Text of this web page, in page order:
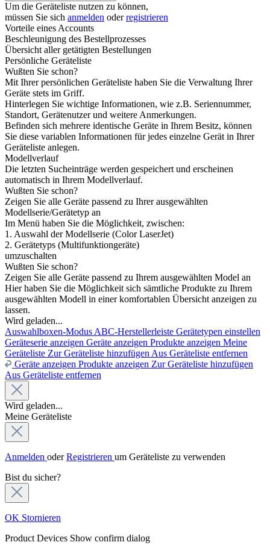
Um die Geräteliste nutzen zu können,
müssen Sie sich anmelden oderregistrieren
Vorteile eines Accounts
Beschleunigung des Bestellprozesses
Übersicht aller getätigten Bestellungen
Persönliche Geräteliste
Wußten Sie schon?
Mit Ihrer persönlichen Geräteliste haben Sie die Verwaltung Ihrer
Geräte stets im Griff.
Hinterlegen Sie wichtige Informationen, wie z.B. Seriennummer,
Standort, Gerätenutzer und weitere Anmerkungen.
Befinden sich mehrere identische Geräte in Ihrem Besitz, können
Sie diese variablen Informationen für jedes einzelne Gerät in Ihrer
Geräteliste anlegen.
Modellverlauf
Die letzten Sucheinträge werden gespeichert und erscheinen
automatisch in Ihrem Modellverlauf.
Wußten Sie schon?
Zeigen Sie alle Geräte passend zu Ihrer ausgewählten
Modellserie/Gerätetyp an
Im Menü haben Sie die Möglichkeit, zwischen:
1. Auswahl der Modellserie (Color LaserJet)
2. Gerätetyps (Multifunktiongeräte)
umzuschalten
Wußten Sie schon?
Zeigen Sie alle Geräte passend zu Ihrem ausgewählten Model an
Hier haben Sie die Möglichkeit sich sämtliche Produkte zu Ihrem
ausgewählten Modell in einer komfortablen Übersicht anzeigen zu
lassen.
Wird geladen...
Auswahlboxen-Modus ABC-Herstellerleiste Gerätetypen einstellen
Geräteserie anzeigen Geräte anzeigen Produkte anzeigen Meine
Geräteliste Zur Geräteliste hinzufügen Aus Geräteliste entfernen
Geräte anzeigen Produkte anzeigen Zur Geräteliste hinzufügen
Aus Geräteliste entfernen
Wird geladen...
Meine Geräteliste
Anmelden oderRegistrieren um Geräteliste zu verwenden
Bist du sicher?
OK Stornieren
Product Devices Show confirm dialog